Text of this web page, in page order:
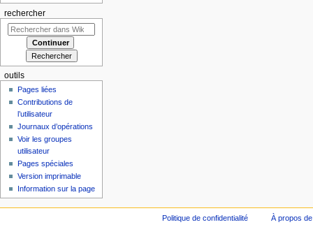
rechercher
outils
Pages liées
Contributions de
l’utilisateur
Journaux d’opérations
Voir les groupes
utilisateur
Pages spéciales
Version imprimable
Information sur la page
Politique de confidentialité À propos